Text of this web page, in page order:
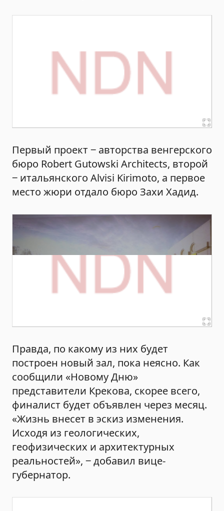
Первый проект ‒ авторства венгерского
бюро Robert Gutowski Architects, второй
‒ итальянского Alvisi Kirimoto, а первое
место жюри отдало бюро Захи Хадид.
Правда, по какому из них будет
построен новый зал, пока неясно. Как
сообщили «Новому Дню»
представители Крекова, скорее всего,
финалист будет объявлен через месяц.
«Жизнь внесет в эскиз изменения.
Исходя из геологических,
геофизических и архитектурных
реальностей», ‒ добавил вице-
губернатор.